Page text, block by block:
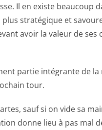
Il en existe beaucoup
stratégique et
avoir la valeur de
partie intégrante de
tour.
sauf si on vide sa
donne lieu à pas mal